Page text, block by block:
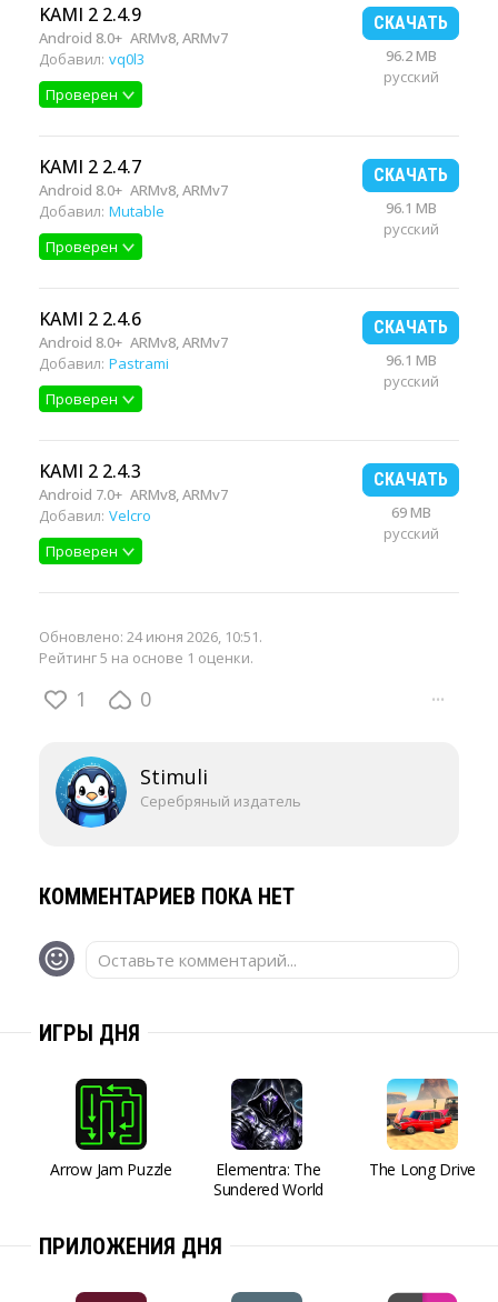
KAMI 2 2.4.9
Android 8.0+ ARMv8, ARMv7
Добавил: vq0l3
Проверен
СКАЧАТЬ
96.2 MB
русский
KAMI 2 2.4.7
Android 8.0+ ARMv8, ARMv7
Добавил: Mutable
Проверен
СКАЧАТЬ
96.1 MB
русский
KAMI 2 2.4.6
Android 8.0+ ARMv8, ARMv7
Добавил: Pastrami
Проверен
СКАЧАТЬ
96.1 MB
русский
KAMI 2 2.4.3
Android 7.0+ ARMv8, ARMv7
Добавил: Velcro
Проверен
СКАЧАТЬ
69 MB
русский
Обновлено: 24 июня 2026, 10:51.
Рейтинг 5 на основе 1 оценки.
1 0 ···
Stimuli
Серебряный издатель
КОММЕНТАРИЕВ ПОКА НЕТ
Оставьте комментарий...
ИГРЫ ДНЯ
Arrow Jam Puzzle
Elementra: The
Sundered World
The Long Drive
ПРИЛОЖЕНИЯ ДНЯ